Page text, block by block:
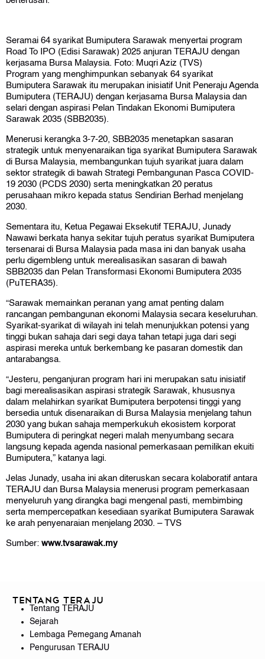
Seramai 64 syarikat Bumiputera Sarawak menyertai program
Road To IPO (Edisi Sarawak) 2025 anjuran TERAJU dengan
kerjasama Bursa Malaysia. Foto: Muqri Aziz (TVS)
Program yang menghimpunkan sebanyak 64 syarikat
Bumiputera Sarawak itu merupakan inisiatif Unit Peneraju Agenda
Bumiputera (TERAJU) dengan kerjasama Bursa Malaysia dan
selari dengan aspirasi Pelan Tindakan Ekonomi Bumiputera
Sarawak 2035 (SBB2035).
Menerusi kerangka 3-7-20, SBB2035 menetapkan sasaran
strategik untuk menyenaraikan tiga syarikat Bumiputera Sarawak
di Bursa Malaysia, membangunkan tujuh syarikat juara dalam
sektor strategik di bawah Strategi Pembangunan Pasca COVID-
19 2030 (PCDS 2030) serta meningkatkan 20 peratus
perusahaan mikro kepada status Sendirian Berhad menjelang
2030.
Sementara itu, Ketua Pegawai Eksekutif TERAJU, Junady
Nawawi berkata hanya sekitar tujuh peratus syarikat Bumiputera
tersenarai di Bursa Malaysia pada masa ini dan banyak usaha
perlu digembleng untuk merealisasikan sasaran di bawah
SBB2035 dan Pelan Transformasi Ekonomi Bumiputera 2035
(PuTERA35).
“Sarawak memainkan peranan yang amat penting dalam
rancangan pembangunan ekonomi Malaysia secara keseluruhan.
Syarikat-syarikat di wilayah ini telah menunjukkan potensi yang
tinggi bukan sahaja dari segi daya tahan tetapi juga dari segi
aspirasi mereka untuk berkembang ke pasaran domestik dan
antarabangsa.
“Jesteru, penganjuran program hari ini merupakan satu inisiatif
bagi merealisasikan aspirasi strategik Sarawak, khususnya
dalam melahirkan syarikat Bumiputera berpotensi tinggi yang
bersedia untuk disenaraikan di Bursa Malaysia menjelang tahun
2030 yang bukan sahaja memperkukuh ekosistem korporat
Bumiputera di peringkat negeri malah menyumbang secara
langsung kepada agenda nasional pemerkasaan pemilikan ekuiti
Bumiputera,” katanya lagi.
Jelas Junady, usaha ini akan diteruskan secara kolaboratif antara
TERAJU dan Bursa Malaysia menerusi program pemerkasaan
menyeluruh yang dirangka bagi mengenal pasti, membimbing
serta mempercepatkan kesediaan syarikat Bumiputera Sarawak
ke arah penyenaraian menjelang 2030. – TVS
Sumber: www.tvsarawak.my
Tentang TERAJU
Tentang TERAJU
Sejarah
Lembaga Pemegang Amanah
Pengurusan TERAJU